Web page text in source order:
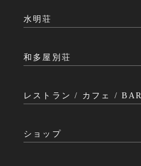
水明荘
和多屋別荘
レストラン / カフェ / BAR
ショップ